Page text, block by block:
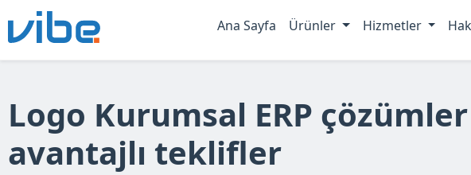
Ana Sayfa Ürünler Hizmetler
Logo Kurumsal ERP
avantajlı teklifler